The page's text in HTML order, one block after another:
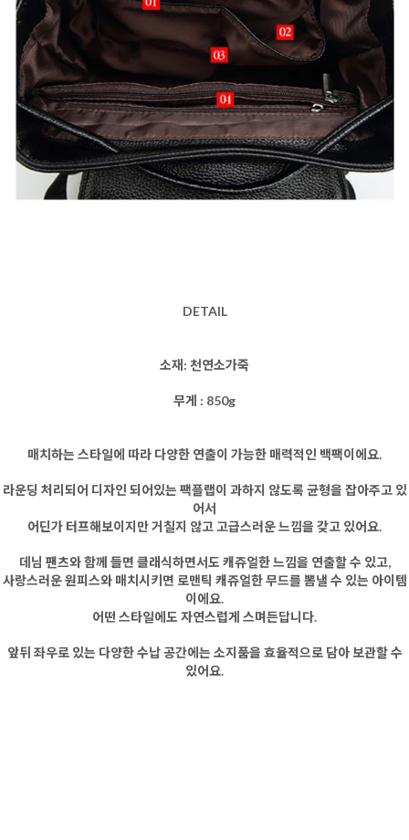
DETAIL
소재: 천연소가죽
무게 : 850g
매치하는 스타일에 따라 다양한 연출이 가능한 매력적인 백팩이에요.
라운딩 처리되어 디자인 되어있는 팩플랩이 과하지 않도록 균형을 잡아주고 있
어서
어딘가 터프해보이지만 거칠지 않고 고급스러운 느낌을 갖고 있어요.
데님 팬츠와 함께 들면 클래식하면서도 캐쥬얼한 느낌을 연출할 수 있고,
사랑스러운 원피스와 매치시키면 로맨틱 캐쥬얼한 무드를 뽐낼 수 있는 아이템
이에요.
어떤 스타일에도 자연스럽게 스며든답니다.
앞뒤 좌우로 있는 다양한 수납 공간에는 소지품을 효율적으로 담아 보관할 수
있어요.